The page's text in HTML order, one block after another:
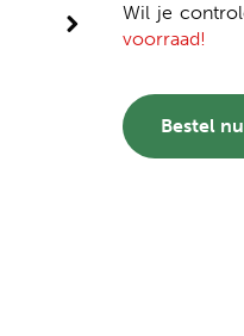
Wil je
voorraad!
Bestel nu